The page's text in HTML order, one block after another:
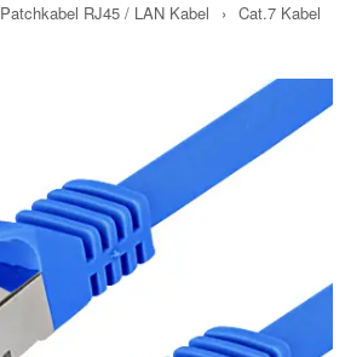
Patchkabel RJ45 / LAN Kabel › Cat.7 Kabel